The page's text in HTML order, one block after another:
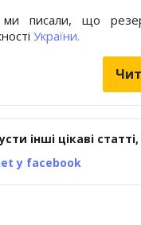
ми писали, що
України.
інші цікаві
у facebook